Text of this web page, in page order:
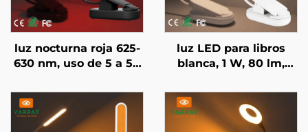
luz nocturna roja 625-
630 nm, uso de 5 a 50
brillo, cuerpo negro,
recarga rápida por
USB en 1 hora
luz LED para libros
blanca, 1 W, 80 lm,
espectro completo, sin
luz azul ni parpadeo